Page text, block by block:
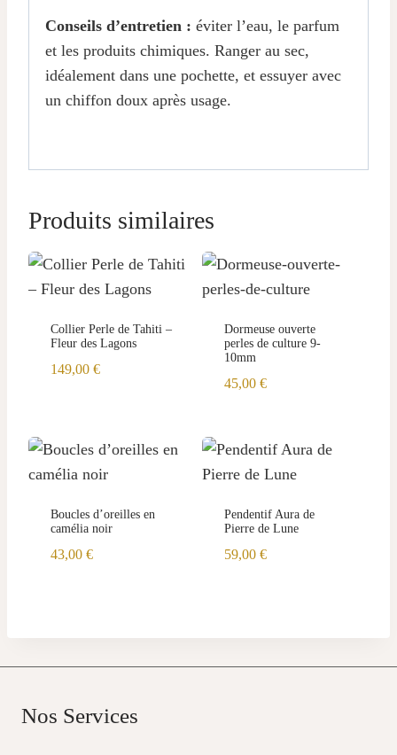
Conseils d’entretien : éviter l’eau, le parfum
et les produits chimiques. Ranger au sec,
idéalement dans une pochette, et essuyer avec
un chiffon doux après usage.
Produits similaires
Collier Perle de Tahiti –
Fleur des Lagons
149,00 €
Dormeuse ouverte
perles de culture 9-
10mm
45,00 €
Boucles d’oreilles en
camélia noir
43,00 €
Pendentif Aura de
Pierre de Lune
59,00 €
Nos Services